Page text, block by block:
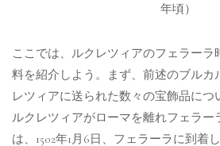
年頃）
ここでは、ルクレツィアのフェラーラ
料を紹介しよう。まず、前述のブルカ
レツィアに送られた数々の宝飾品につ
ルクレツィアがローマを離れフェラー
は、1502年1月6日、フェラーラに到着